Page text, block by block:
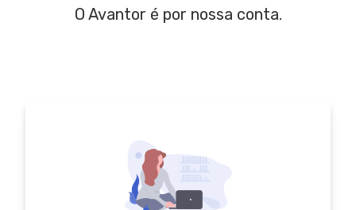
O Avantor é por nossa conta.